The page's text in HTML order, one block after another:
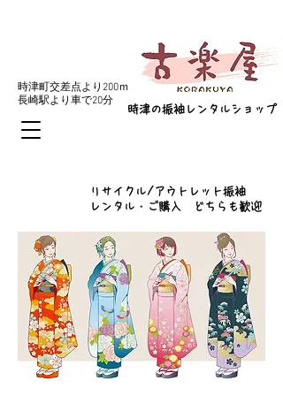
​時津町交差点より200ｍ
​長崎駅より車で20分
​リサイクル/アウトレット振袖
レンタル・ご購入 どちらも歓迎
​時津の振袖レンタルショップ